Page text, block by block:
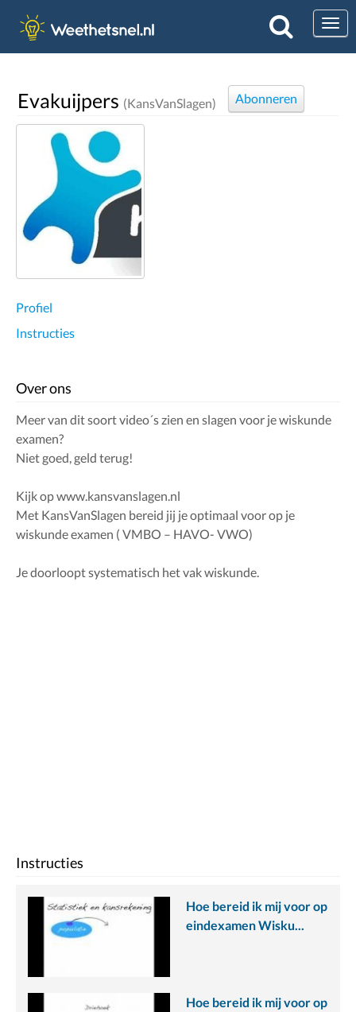
Evakuijpers (KansVanSlagen) Abonneren
Profiel
Instructies
Over ons
Meer van dit soort video´s zien en slagen voor je wiskunde
examen?
Niet goed, geld terug!
Kijk op www.kansvanslagen.nl
Met KansVanSlagen bereid jij je optimaal voor op je
wiskunde examen ( VMBO – HAVO- VWO)
Je doorloopt systematisch het vak wiskunde.
Instructies
Hoe bereid ik mij voor op
eindexamen Wisku...
Hoe bereid ik mij voor op